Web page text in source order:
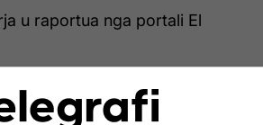
u raportua nga portali El
mbi kokat e njerëzve të
vëzhguesit e përjetuan si